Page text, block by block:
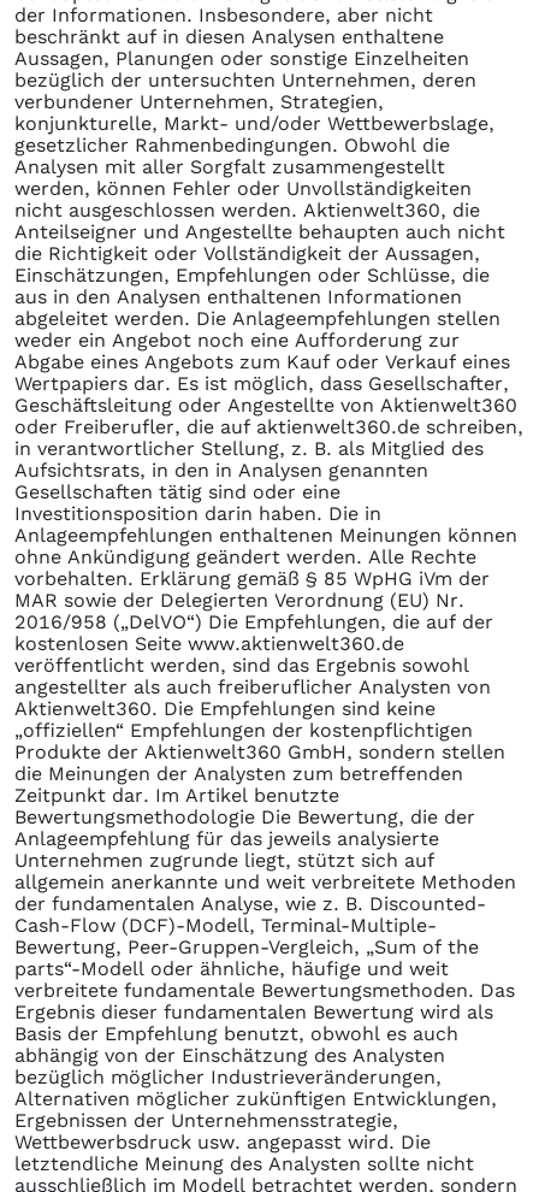
der Informationen. Insbesondere, aber nicht
beschränkt auf in diesen Analysen enthaltene
Aussagen, Planungen oder sonstige Einzelheiten
bezüglich der untersuchten Unternehmen, deren
verbundener Unternehmen, Strategien,
konjunkturelle, Markt- und/oder Wettbewerbslage,
gesetzlicher Rahmenbedingungen. Obwohl die
Analysen mit aller Sorgfalt zusammengestellt
werden, können Fehler oder Unvollständigkeiten
nicht ausgeschlossen werden. Aktienwelt360, die
Anteilseigner und Angestellte behaupten auch nicht
die Richtigkeit oder Vollständigkeit der Aussagen,
Einschätzungen, Empfehlungen oder Schlüsse, die
aus in den Analysen enthaltenen Informationen
abgeleitet werden. Die Anlageempfehlungen stellen
weder ein Angebot noch eine Aufforderung zur
Abgabe eines Angebots zum Kauf oder Verkauf eines
Wertpapiers dar. Es ist möglich, dass Gesellschafter,
Geschäftsleitung oder Angestellte von Aktienwelt360
oder Freiberufler, die auf aktienwelt360.de schreiben,
in verantwortlicher Stellung, z. B. als Mitglied des
Aufsichtsrats, in den in Analysen genannten
Gesellschaften tätig sind oder eine
Investitionsposition darin haben. Die in
Anlageempfehlungen enthaltenen Meinungen können
ohne Ankündigung geändert werden. Alle Rechte
vorbehalten. Erklärung gemäß § 85 WpHG iVm der
MAR sowie der Delegierten Verordnung (EU) Nr.
2016/958 („DelVO“) Die Empfehlungen, die auf der
kostenlosen Seite www.aktienwelt360.de
veröffentlicht werden, sind das Ergebnis sowohl
angestellter als auch freiberuflicher Analysten von
Aktienwelt360. Die Empfehlungen sind keine
„offiziellen“ Empfehlungen der kostenpflichtigen
Produkte der Aktienwelt360 GmbH, sondern stellen
die Meinungen der Analysten zum betreffenden
Zeitpunkt dar. Im Artikel benutzte
Bewertungsmethodologie Die Bewertung, die der
Anlageempfehlung für das jeweils analysierte
Unternehmen zugrunde liegt, stützt sich auf
allgemein anerkannte und weit verbreitete Methoden
der fundamentalen Analyse, wie z. B. Discounted-
Cash-Flow (DCF)-Modell, Terminal-Multiple-
Bewertung, Peer-Gruppen-Vergleich, „Sum of the
parts“-Modell oder ähnliche, häufige und weit
verbreitete fundamentale Bewertungsmethoden. Das
Ergebnis dieser fundamentalen Bewertung wird als
Basis der Empfehlung benutzt, obwohl es auch
abhängig von der Einschätzung des Analysten
bezüglich möglicher Industrieveränderungen,
Alternativen möglicher zukünftigen Entwicklungen,
Ergebnissen der Unternehmensstrategie,
Wettbewerbsdruck usw. angepasst wird. Die
letztendliche Meinung des Analysten sollte nicht
ausschließlich im Modell betrachtet werden, sondern